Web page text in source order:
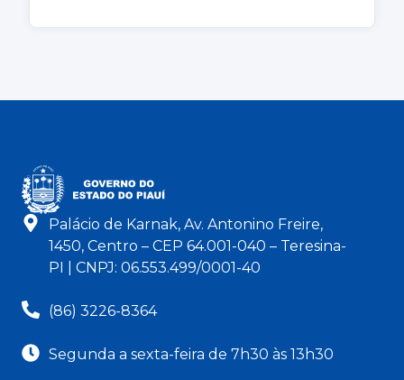
Palácio de Karnak, Av. Antonino Freire,
1450, Centro – CEP 64.001-040 – Teresina-
PI | CNPJ: 06.553.499/0001-40
(86) 3226-8364
Segunda a sexta-feira de 7h30 às 13h30